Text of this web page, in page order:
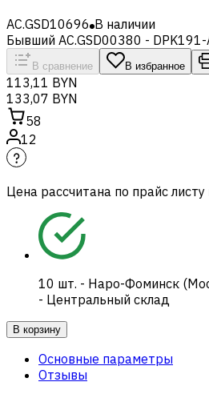
AC.GSD10696 В наличии
Бывший AC.GSD00380 -
В сравнение В избранное
113,11 BYN
133,07 BYN
58
12
Цена рассчитана по прайс листу
10 шт. - Наро-Фоминск
- Центральный склад
В корзину
Основные параметры
Отзывы